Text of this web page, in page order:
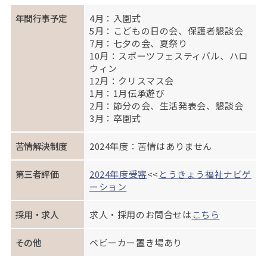
年間行事予定
4月：入園式
5月：こどもの日の会、保護者懇談会
7月：七夕の会、夏祭り
10月：スポーツフェスティバル、ハロ
ウィン
12月：クリスマス会
1月：1月伝承遊び
2月：節分の会、生活発表会、懇談会
3月：卒園式
苦情解決制度 2024年度：苦情はありません
第三者評価 2024年度受審<< とうきょう福祉ナビゲ
ーション
採用・求人 求人・採用のお問合せは こちら
その他 ベビーカー置き場あり